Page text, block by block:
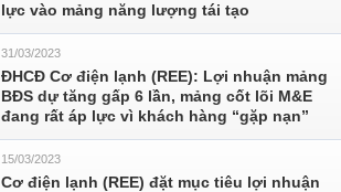
lực vào mảng năng lượng tái tạo
31/03/2023
ĐHCĐ Cơ điện lạnh (REE): Lợi nhuận mảng
BĐS dự tăng gấp 6 lần, mảng cốt lõi M&E
đang rất áp lực vì khách hàng “gặp nạn”
15/03/2023
Cơ điện lạnh (REE) đặt mục tiêu lợi nhuận